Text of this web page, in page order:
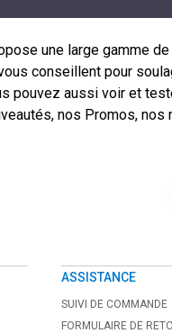
une large
conseillent pour
pouvez aussi voir et
nos Promos,
ASSISTANCE
SUIVI DE COMMANDE
FORMULAIRE DE